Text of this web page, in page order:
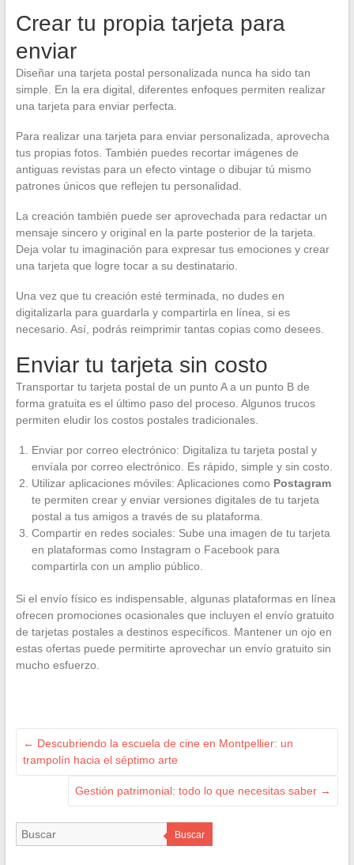
Crear tu propia tarjeta para
enviar
Diseñar una tarjeta postal personalizada nunca ha sido tan
simple. En la era digital, diferentes enfoques permiten realizar
una tarjeta para enviar perfecta.
Para realizar una tarjeta para enviar personalizada, aprovecha
tus propias fotos. También puedes recortar imágenes de
antiguas revistas para un efecto vintage o dibujar tú mismo
patrones únicos que reflejen tu personalidad.
La creación también puede ser aprovechada para redactar un
mensaje sincero y original en la parte posterior de la tarjeta.
Deja volar tu imaginación para expresar tus emociones y crear
una tarjeta que logre tocar a su destinatario.
Una vez que tu creación esté terminada, no dudes en
digitalizarla para guardarla y compartirla en línea, si es
necesario. Así, podrás reimprimir tantas copias como desees.
Enviar tu tarjeta sin costo
Transportar tu tarjeta postal de un punto A a un punto B de
forma gratuita es el último paso del proceso. Algunos trucos
permiten eludir los costos postales tradicionales.
Enviar por correo electrónico: Digitaliza tu tarjeta postal y
envíala por correo electrónico. Es rápido, simple y sin costo.
Utilizar aplicaciones móviles: Aplicaciones como Postagram
te permiten crear y enviar versiones digitales de tu tarjeta
postal a tus amigos a través de su plataforma.
Compartir en redes sociales: Sube una imagen de tu tarjeta
en plataformas como Instagram o Facebook para
compartirla con un amplio público.
Si el envío físico es indispensable, algunas plataformas en línea
ofrecen promociones ocasionales que incluyen el envío gratuito
de tarjetas postales a destinos específicos. Mantener un ojo en
estas ofertas puede permitirte aprovechar un envío gratuito sin
mucho esfuerzo.
← Descubriendo la escuela de cine en Montpellier: un
trampolín hacia el séptimo arte
Gestión patrimonial: todo lo que necesitas saber →
Buscar